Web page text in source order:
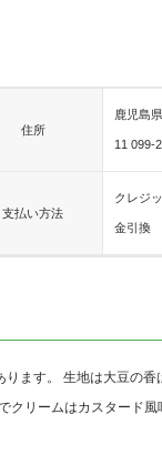
住所
鹿児島
11 099-
支払い方法
クレジ
金引換
ます。 生地は大豆の香
クリームはカスタード